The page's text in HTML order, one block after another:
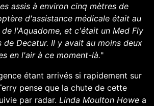
assis à environ cinq mètres de
d'assistance médicale était au
l'Aquadome, et c'était un Med Fly
de Decatur. Il y avait au moins deux
en l'air à ce moment-là."
étant arrivés si rapidement sur
pense que la chute de cette
par radar. Linda Moulton Howe a